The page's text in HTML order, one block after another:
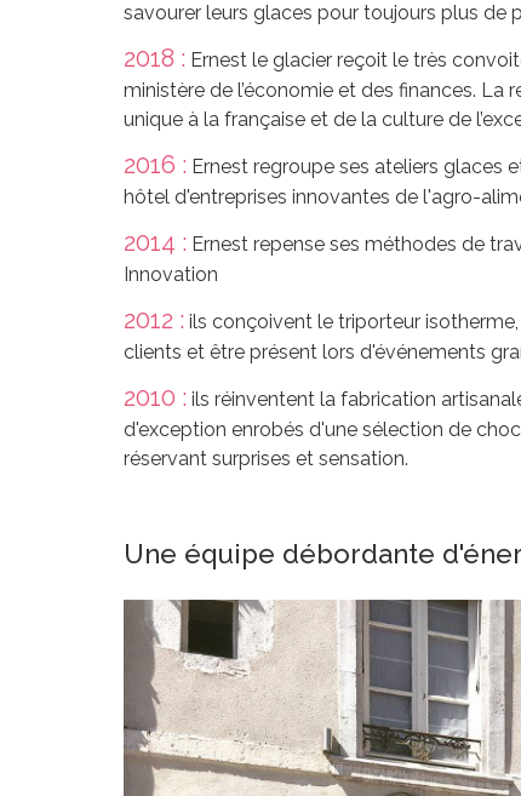
savourer leurs glaces pour toujours plus de
2018 : Ernest le glacier reçoit le très
ministère de l’économie et des finances. La
unique à la française et de la culture de
2016 : Ernest regroupe ses ateliers glaces
hôtel d'entreprises innovantes de l'agro-
2014 : Ernest repense ses méthodes de
Innovation
2012 : ils conçoivent le triporteur
clients et être présent lors d'événements
2010 : ils réinventent la fabrication
d'exception enrobés d'une sélection de
réservant surprises et sensation.
Une équipe débordante